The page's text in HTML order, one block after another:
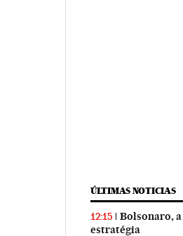
ÚLTIMAS NOTICIAS
12:15
Bolsonaro,
estratégia